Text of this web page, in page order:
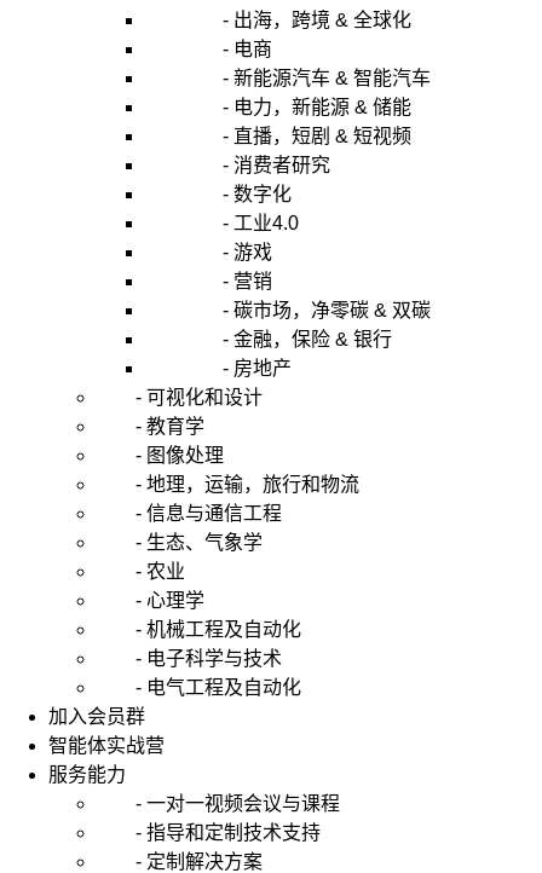
- 出海，跨境 & 全球化
- 电商
- 新能源汽车 & 智能汽车
- 电力，新能源 & 储能
- 直播，短剧 & 短视频
- 消费者研究
- 数字化
- 工业4.0
- 游戏
- 营销
- 碳市场，净零碳 & 双碳
- 金融，保险 & 银行
- 房地产
- 可视化和设计
- 教育学
- 图像处理
- 地理，运输，旅行和物流
- 信息与通信工程
- 生态、气象学
- 农业
- 心理学
- 机械工程及自动化
- 电子科学与技术
- 电气工程及自动化
加入会员群
智能体实战营
服务能力
- 一对一视频会议与课程
- 指导和定制技术支持
- 定制解决方案